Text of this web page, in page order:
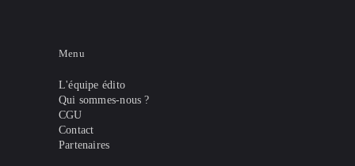
Menu
L'équipe édito
Qui sommes-nous ?
CGU
Contact
Partenaires